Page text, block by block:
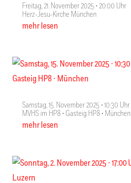
Freitag, 21. November 2025 ∙ 20:00 Uhr
Herz-Jesu-Kirche München
mehr lesen
Samstag, 15. November 2025 ∙ 10:30 Uhr
MVHS im HP8 ∙ Gasteig HP8 ∙ München
mehr lesen